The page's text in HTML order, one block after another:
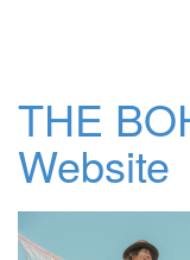
THE
Website